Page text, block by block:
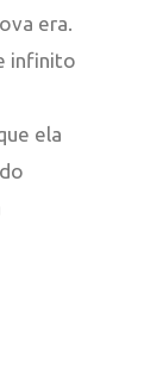
era.
infinito
ela